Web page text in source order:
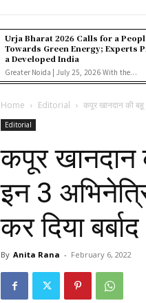
Urja Bharat 2026 Calls for a
Towards Green Energy; Experts
a Developed India
Greater Noida | July 25, 2026 With the...
Home Editorial कपूर खानदान की
Editorial
कपूर खानदान
इन 3
कर दिया बर्बाद
By Anita Rana - February 6, 2022